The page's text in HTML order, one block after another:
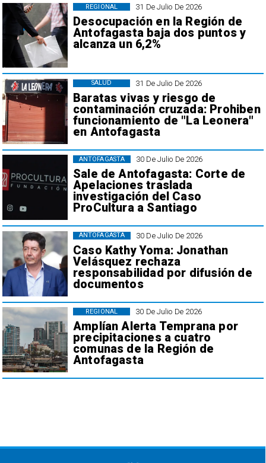
31 De Julio De 2026
Desocupación en la Región de
Antofagasta baja dos puntos y
alcanza un 6,2%
REGIONAL
31 De Julio De 2026
Baratas vivas y riesgo de
contaminación cruzada: Prohiben
funcionamiento de "La Leonera"
en Antofagasta
SALUD
30 De Julio De 2026
Sale de Antofagasta: Corte de
Apelaciones traslada
investigación del Caso
ProCultura a Santiago
ANTOFAGASTA
30 De Julio De 2026
Caso Kathy Yoma: Jonathan
Velásquez rechaza
responsabilidad por difusión de
documentos
ANTOFAGASTA
30 De Julio De 2026
Amplían Alerta Temprana por
precipitaciones a cuatro
comunas de la Región de
Antofagasta
REGIONAL